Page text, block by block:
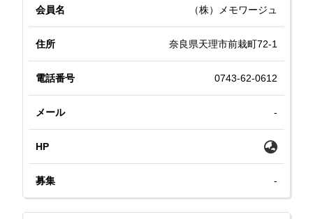
（株）メモワージュ
奈良県天理市前栽町72-1
0743-62-0612
-
-